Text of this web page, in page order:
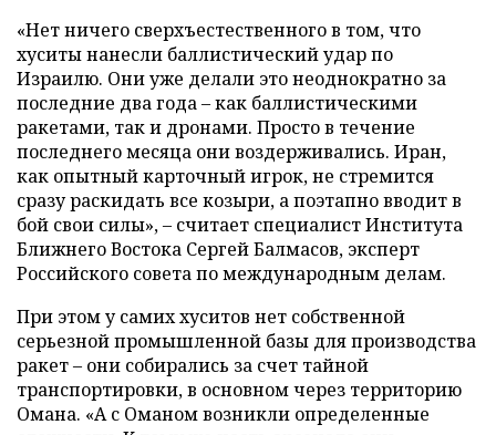
«Нет ничего сверхъестественного в том, что
хуситы нанесли баллистический удар по
Израилю. Они уже делали это неоднократно за
последние два года – как баллистическими
ракетами, так и дронами. Просто в течение
последнего месяца они воздерживались. Иран,
как опытный карточный игрок, не стремится
сразу раскидать все козыри, а поэтапно вводит в
бой свои силы», – считает специалист Института
Ближнего Востока Сергей Балмасов, эксперт
Российского совета по международным делам.
При этом у самих хуситов нет собственной
серьезной промышленной базы для производства
ракет – они собирались за счет тайной
транспортировки, в основном через территорию
Омана. «А с Оманом возникли определенные